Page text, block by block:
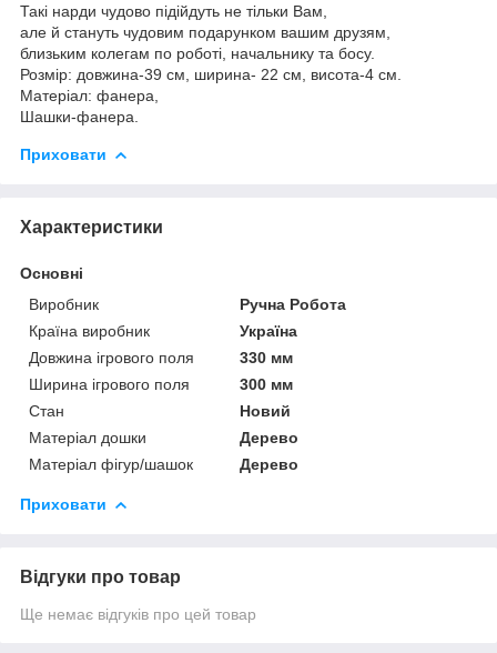
Такі нарди чудово підійдуть не тільки Вам,
але й стануть чудовим подарунком вашим друзям,
близьким колегам по роботі, начальнику та босу.
Розмір: довжина-39 см, ширина- 22 см, висота-4 см.
Матеріал: фанера,
Шашки-фанера.
Приховати
Характеристики
Основні
Виробник
Ручна Робота
Країна виробник
Україна
Довжина ігрового поля
330 мм
Ширина ігрового поля
300 мм
Стан
Новий
Матеріал дошки
Дерево
Матеріал фігур/шашок
Дерево
Приховати
Відгуки про товар
Ще немає відгуків про цей товар